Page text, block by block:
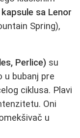
sa Lenor
Spring),
Perlice) su
u bubanj pre
ciklusa. Plavi
Oni
u